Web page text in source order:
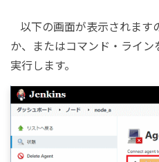
以下の画面が表示されま
か、またはコマンド・ライ
実行します。